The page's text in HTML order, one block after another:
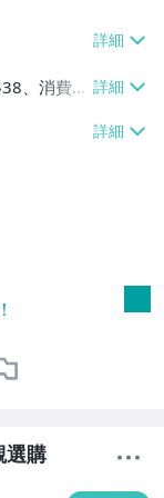
、消費滿
【單件運
郵局掛號
運費】
選購